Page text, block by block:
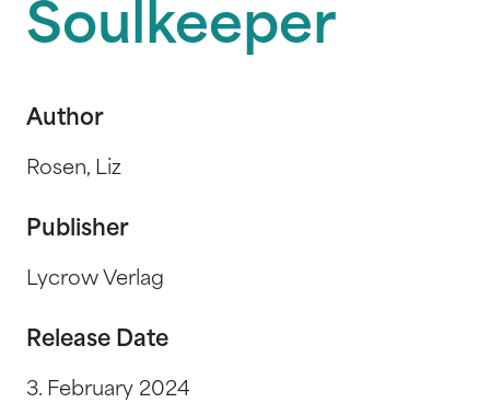
Soulkeeper
Author
Rosen, Liz
Publisher
Lycrow Verlag
Release Date
3. February 2024